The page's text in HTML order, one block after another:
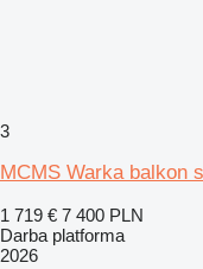
3
MCMS Warka balkon
1 719 € 7 400 PLN
Darba platforma
2026